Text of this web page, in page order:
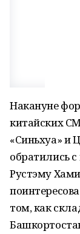
Накануне
китайских
«Синьхуа» и
обратились
Рустэму
том, как